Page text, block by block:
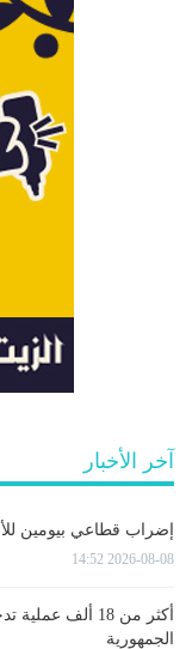
آخر الأخبار
إضراب قطاعي بيومين
2026-08-08 14:52
أكثر من 18 ألف
الجمهورية